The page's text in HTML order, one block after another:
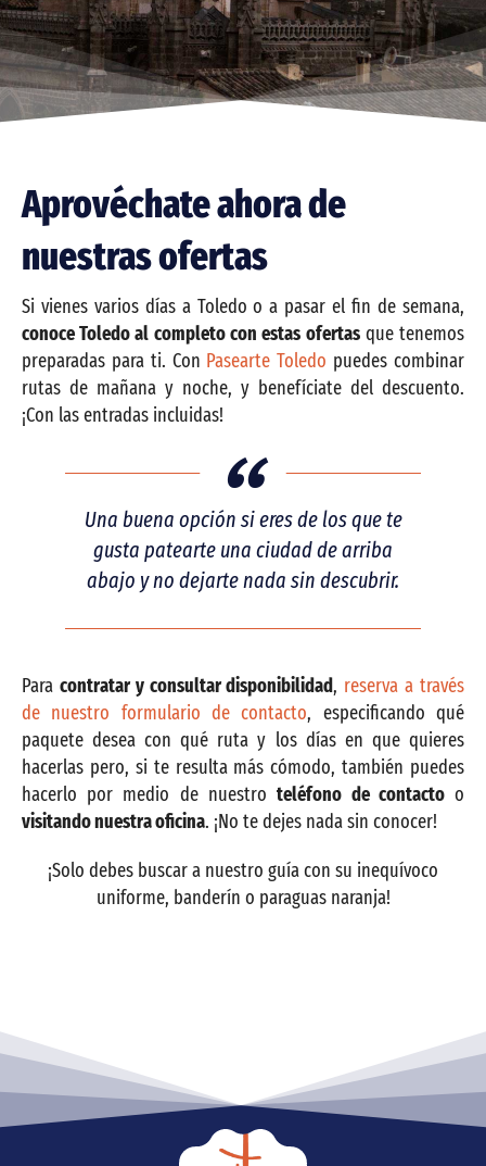
Contactar
Aprovéchate ahora de
nuestras ofertas
Si vienes varios días a Toledo o a pasar el fin de semana,
conoce Toledo al completo con estas ofertasque tenemos
preparadas para ti. Con Pasearte Toledo puedes combinar
rutas de mañana y noche, y benefíciate del descuento.
¡Con las entradas incluidas!
Una buena opción si eres de los que te
gusta patearte una ciudad de arriba
abajo y no dejarte nada sin descubrir.
Para contratar y consultar disponibilidad, reserva a través
de nuestro formulario de contacto, especificando qué
paquete desea con qué ruta y los días en que quieres
hacerlas pero, si te resulta más cómodo, también puedes
hacerlo por medio de nuestroteléfono de contactoo
visitando nuestra oficina. ¡No te dejes nada sin conocer!
¡Solo debes buscar a nuestro guía con su inequívoco
uniforme, banderín o paraguas naranja!